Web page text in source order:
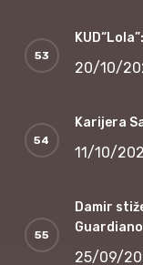
20/10/
Karijera
11/10/
Damir
25/09/